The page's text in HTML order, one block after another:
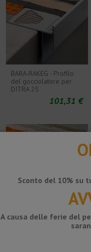
BARA-RAKEG - Profilo
del gocciolatore per
DITRA 25
101,31 €
BARA-RKKE - Profilo del
Sconto del 10% su
A causa delle ferie del